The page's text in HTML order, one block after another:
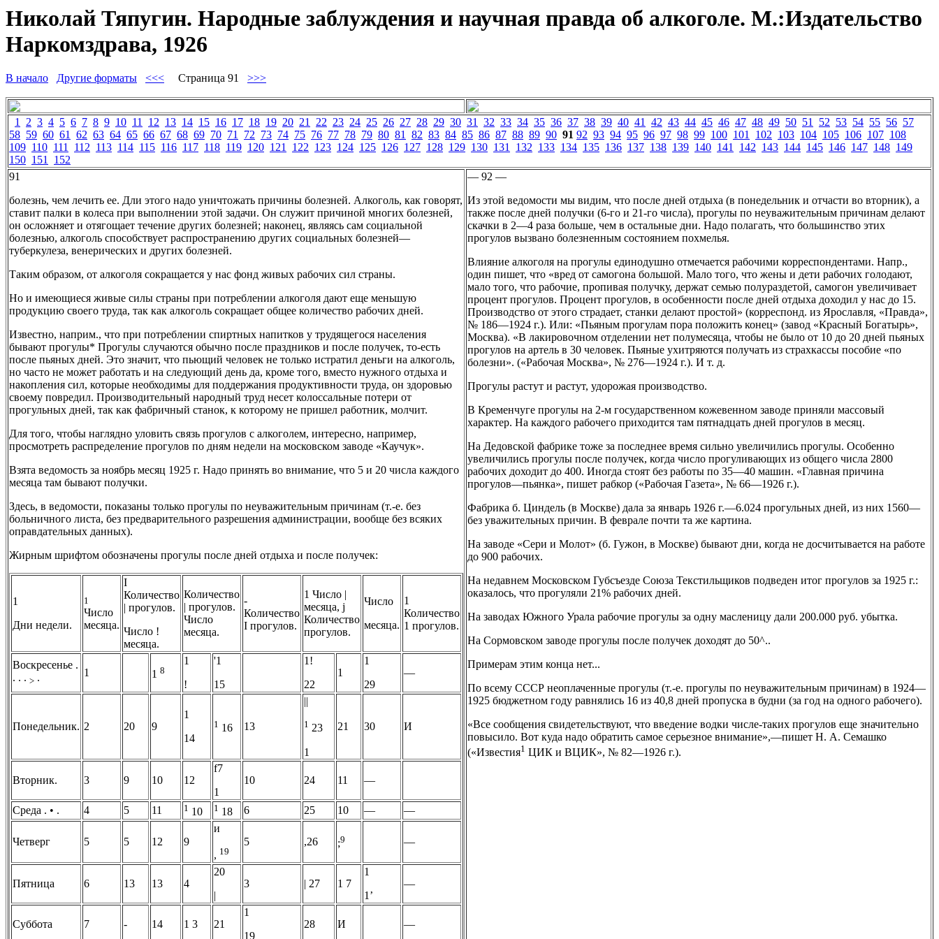
Николай Тяпугин. Народные заблуждения и научная правда об алкоголе. М.:Издательство
Наркомздрава, 1926
В начало Другие форматы <<< Страница 91 >>>
1 2 3 4 5 6 7 8 9 10 11 12 13 14 15 16 17 18 19 20 21 22 23 24 25 26 27 28 29 30 31 32 33 34 35 36 37 38 39 40 41 42 43 44 45 46 47 48 49 50 51 52 53 54 55 56 57
58 59 60 61 62 63 64 65 66 67 68 69 70 71 72 73 74 75 76 77 78 79 80 81 82 83 84 85 86 87 88 89 90 91 92 93 94 95 96 97 98 99 100 101 102 103 104 105 106 107 108
109 110 111 112 113 114 115 116 117 118 119 120 121 122 123 124 125 126 127 128 129 130 131 132 133 134 135 136 137 138 139 140 141 142 143 144 145 146 147 148 149
150 151 152
91
болезнь, чем лечить ее. Дли этого надо уничтожать причины болезней. Алкоголь, как говорят,
ставит палки в колеса при выполнении этой задачи. Он служит причиной многих болезней,
он осложняет и отягощает течение других болезней; наконец, являясь сам социальной
болезнью, алкоголь способствует распространению других социальных болезней—
туберкулеза, венерических и других болезней.
Таким образом, от алкоголя сокращается у нас фонд живых рабочих сил страны.
Но и имеющиеся живые силы страны при потреблении алкоголя дают еще меньшую
продукцию своего труда, так как алкоголь сокращает общее количество рабочих дней.
Известно, наприм., что при потреблении спиртных напитков у трудящегося населения
бывают прогулы* Прогулы случаются обычно после праздников и после получек, то-есть
после пьяных дней. Это значит, что пьющий человек не только истратил деньги на алкоголь,
но часто не может работать и на следующий день да, кроме того, вместо нужного отдыха и
накопления сил, которые необходимы для поддержания продуктивности труда, он здоровью
своему повредил. Производительный народный труд несет колоссальные потери от
прогульных дней, так как фабричный станок, к которому не пришел работник, молчит.
Для того, чтобы наглядно уловить связь прогулов с алкоголем, интересно, например,
просмотреть распределение прогулов по дням недели на московском заводе «Каучук».
Взята ведомость за ноябрь месяц 1925 г. Надо принять во внимание, что 5 и 20 числа каждого
месяца там бывают получки.
Здесь, в ведомости, показаны только прогулы по неуважительным причинам (т.-е. без
больничного листа, без предварительного разрешения администрации, вообще без всяких
оправдательных данных).
Жирным шрифтом обозначены прогулы после дней отдыха и после получек:
1
Дни недели.
1
Число
месяца.
I
Количество
| прогулов.
Число !
месяца.
Количество
| прогулов.
Число
месяца.
-
Количество
I прогулов.
1 Число |
месяца, j
Количество
прогулов.
Число
месяца.
1
Количество
1 прогулов.
Воскресенье .
. . . > . 1 1 8
1
!
'1
15
1!
22
1
1
29
—
Понедельник. 2 20 9
1
14
1 16 13
||
1 23
1
21 30 И
Вторник. 3 9 10 12
f7
1
10 24 11 —
Среда . • . 4 5 11 1 10 1 18 6 25 10 — —
Четверг 5 5 12 9
и
, 19
5 ,26 ;9 —
Пятница 6 13 13 4
20
|
3 | 27 1 7
1
1’
—
Суббота 7 - 14 1 3 21
1
19
28 И —
— 92 —
Из этой ведомости мы видим, что после дней отдыха (в понедельник и отчасти во вторник), а
также после дней получки (6-го и 21-го числа), прогулы по неуважительным причинам делают
скачки в 2—4 раза больше, чем в остальные дни. Надо полагать, что большинство этих
прогулов вызвано болезненным состоянием похмелья.
Влияние алкоголя на прогулы единодушно отмечается рабочими корреспондентами. Напр.,
один пишет, что «вред от самогона большой. Мало того, что жены и дети рабочих голодают,
мало того, что рабочие, пропивая получку, держат семью полураздетой, самогон увеличивает
процент прогулов. Процент прогулов, в особенности после дней отдыха доходил у нас до 15.
Производство от этого страдает, станки делают простой» (корреспонд. из Ярославля, «Правда»,
№ 186—1924 г.). Или: «Пьяным прогулам пора положить конец» (завод «Красный Богатырь»,
Москва). «В лакировочном отделении нет полумесяца, чтобы не было от 10 до 20 дней пьяных
прогулов на артель в 30 человек. Пьяные ухитряются получать из страхкассы пособие «по
болезни». («Рабочая Москва», № 276—1924 г.). И т. д.
Прогулы растут и растут, удорожая производство.
В Кременчуге прогулы на 2-м государственном кожевенном заводе приняли массовый
характер. На каждого рабочего приходится там пятнадцать дней прогулов в месяц.
На Дедовской фабрике тоже за последнее время сильно увеличились прогулы. Особенно
увеличились прогулы после получек, когда число прогуливающих из общего числа 2800
рабочих доходит до 400. Иногда стоят без работы по 35—40 машин. «Главная причина
прогулов—пьянка», пишет рабкор («Рабочая Газета», № 66—1926 г.).
Фабрика б. Циндель (в Москве) дала за январь 1926 г.—6.024 прогульных дней, из них 1560—
без уважительных причин. В феврале почти та же картина.
На заводе «Сери и Молот» (б. Гужон, в Москве) бывают дни, когда не досчитывается на работе
до 900 рабочих.
На недавнем Московском Губсъезде Союза Текстильщиков подведен итог прогулов за 1925 г.:
оказалось, что прогуляли 21% рабочих дней.
На заводах Южного Урала рабочие прогулы за одну масленицу дали 200.000 руб. убытка.
На Сормовском заводе прогулы после получек доходят до 50^..
Примерам этим конца нет...
По всему СССР неоплаченные прогулы (т.-е. прогулы по неуважительным причинам) в 1924—
1925 бюджетном году равнялись 16 из 40,8 дней пропуска в будни (за год на одного рабочего).
«Все сообщения свидетельствуют, что введение водки числе-таких прогулов еще значительно
повысило. Вот куда надо обратить самое серьезное внимание»,—пишет Н. А. Семашко
(«Известия1 ЦИК и ВЦИК», № 82—1926 г.).